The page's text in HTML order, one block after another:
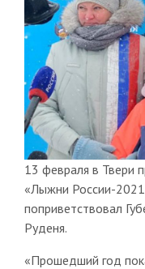
13 февраля в Твери
«Лыжни России-
поприветствовал
Руденя.
«Прошедший год